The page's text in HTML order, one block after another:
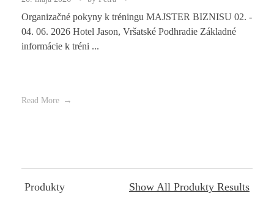
Organizačné pokyny k tréningu MAJSTER BIZNISU 02. -
04. 06. 2026 Hotel Jason, Vršatské Podhradie Základné
informácie k tréni ...
Read More
Produkty Show All Produkty Results